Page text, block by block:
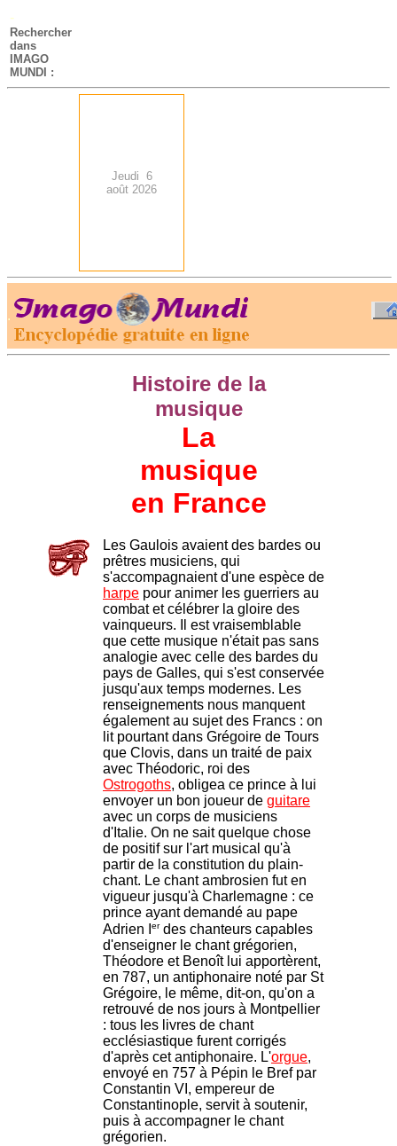
-
Rechercher
dans
IMAGO
MUNDI :
Jeudi 6
août 2026
.
Histoire de la
musique
La
musique
en France
Les Gaulois avaient des bardes ou
prêtres musiciens, qui
s'accompagnaient d'une espèce de
harpe pour animer les guerriers au
combat et célébrer la gloire des
vainqueurs. Il est vraisemblable
que cette musique n'était pas sans
analogie avec celle des bardes du
pays de Galles, qui s'est conservée
jusqu'aux temps modernes. Les
renseignements nous manquent
également au sujet des Francs : on
lit pourtant dans Grégoire de Tours
que Clovis, dans un traité de paix
avec Théodoric, roi des
Ostrogoths, obligea ce prince à lui
envoyer un bon joueur de guitare
avec un corps de musiciens
d'Italie. On ne sait quelque chose
de positif sur l'art musical qu'à
partir de la constitution du plain-
chant. Le chant ambrosien fut en
vigueur jusqu'à Charlemagne : ce
prince ayant demandé au pape
Adrien I
erdes chanteurs capables
d'enseigner le chant grégorien,
Théodore et Benoît lui apportèrent,
en 787, un antiphonaire noté par St
Grégoire, le même, dit-on, qu'on a
retrouvé de nos jours à Montpellier
: tous les livres de chant
ecclésiastique furent corrigés
d'après cet antiphonaire. L'orgue,
envoyé en 757 à Pépin le Bref par
Constantin VI, empereur de
Constantinople, servit à soutenir,
puis à accompagner le chant
grégorien.